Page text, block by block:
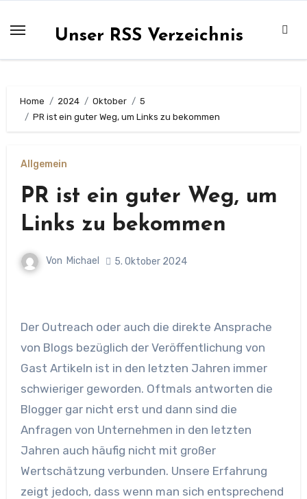
Inhalt
Unser RSS Verzeichnis
Home 2024 Oktober
5
PR ist ein guter Weg, um Links zu bekommen
Allgemein
PR ist ein guter Weg, um
Links zu bekommen
Von Michael 5. Oktober 2024
Der Outreach oder auch die direkte Ansprache
von Blogs bezüglich der Veröffentlichung von
Gast Artikeln ist in den letzten Jahren immer
schwieriger geworden. Oftmals antworten die
Blogger gar nicht erst und dann sind die
Anfragen von Unternehmen in den letzten
Jahren auch häufig nicht mit großer
Wertschätzung verbunden. Unsere Erfahrung
zeigt jedoch, dass wenn man sich entsprechend